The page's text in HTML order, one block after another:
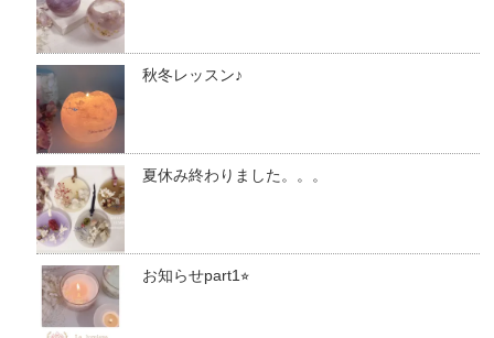
秋冬レッスン♪
夏休み終わりました。。。
お知らせpart1⭐︎